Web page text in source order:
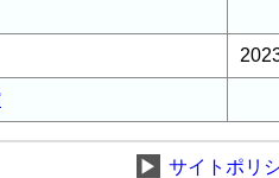
▶ サイトポリ